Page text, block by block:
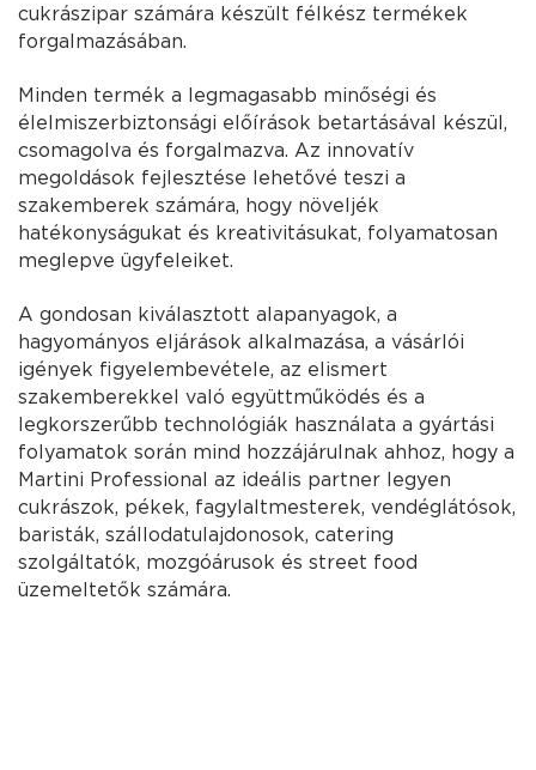
cukrászipar számára készült félkész termékek
forgalmazásában.
Minden termék a legmagasabb minőségi és
élelmiszerbiztonsági előírások betartásával készül,
csomagolva és forgalmazva. Az innovatív
megoldások fejlesztése lehetővé teszi a
szakemberek számára, hogy növeljék
hatékonyságukat és kreativitásukat, folyamatosan
meglepve ügyfeleiket.
A gondosan kiválasztott alapanyagok, a
hagyományos eljárások alkalmazása, a vásárlói
igények figyelembevétele, az elismert
szakemberekkel való együttműködés és a
legkorszerűbb technológiák használata a gyártási
folyamatok során mind hozzájárulnak ahhoz, hogy a
Martini Professional az ideális partner legyen
cukrászok, pékek, fagylaltmesterek, vendéglátósok,
baristák, szállodatulajdonosok, catering
szolgáltatók, mozgóárusok és street food
üzemeltetők számára.